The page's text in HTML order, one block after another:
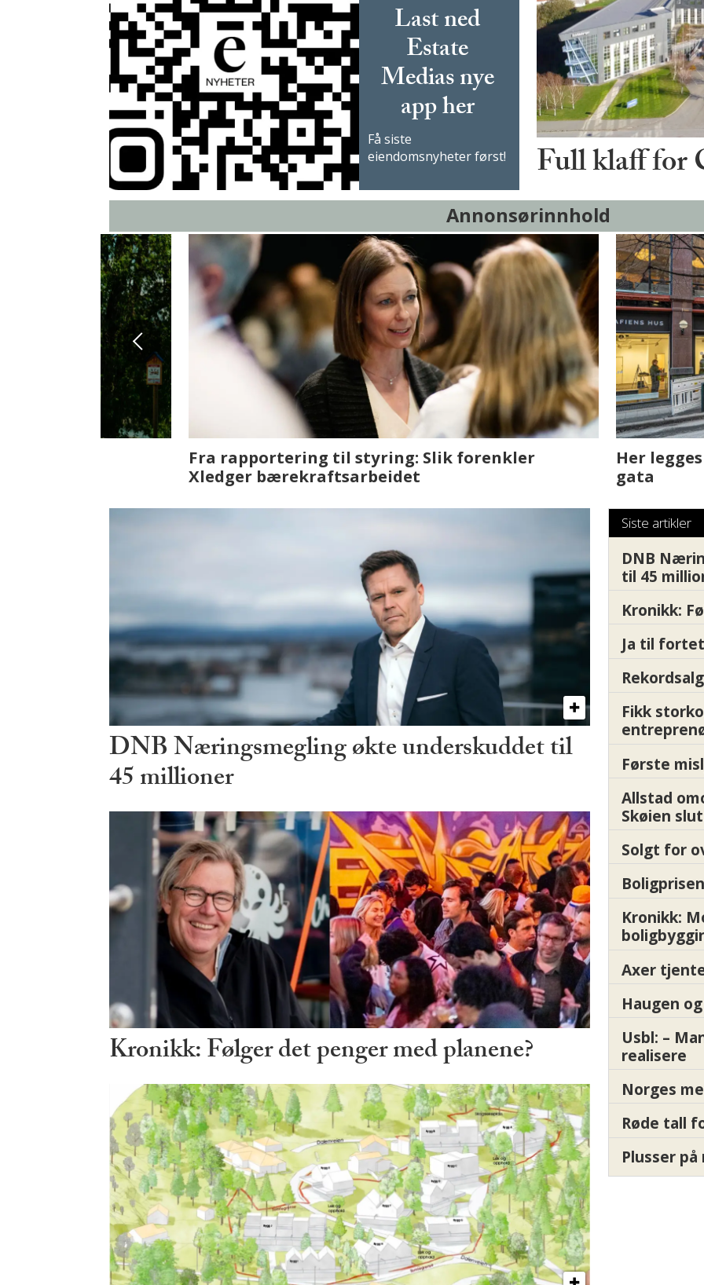
Last ned
Estate
Medias nye
app her
Få siste
eiendomsnyheter først!
Full klaff for
Annonsørinnhold
Fenistra endrer eiendomsbransjen med AI. Slik
ser vi på fremtiden
Det er i Drammen
DNB Næringsmegling økte underskuddet til
45 millioner
Kronikk: Følger det penger med planene?
Siste artikler
DNB
til 45
Kronikk:
Ja til
Fikk
Første
Allstad
Skøien
Solgt for
Kronikk:
Axer
Haugen
Usbl: –
realisere
Norges
Røde tall
Plusser